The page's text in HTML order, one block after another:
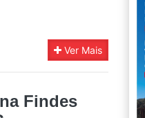
Ver Mais
Findes